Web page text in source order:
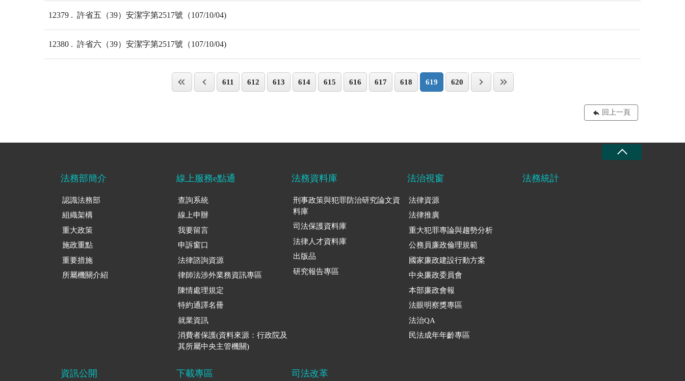
12379 許省五（39）安潔字第2517號（107/10/04)
12380 許省六（39）安潔字第2517號（107/10/04)
611 612 613 614 615 616 617 618 619 620
回上一頁
法務部簡介
認識法務部
組織架構
重大政策
施政重點
重要措施
所屬機關介紹
線上服務e點通
查詢系統
線上申辦
我要留言
申訴窗口
法律諮詢資源
律師法涉外業務資訊專區
陳情處理規定
特約通譯名冊
就業資訊
消費者保護(資料來源：行政院及
其所屬中央主管機關)
法務資料庫
刑事政策與犯罪防治研究論文資
料庫
司法保護資料庫
法律人才資料庫
出版品
研究報告專區
法治視窗
法律資源
法律推廣
重大犯罪專論與趨勢分析
公務員廉政倫理規範
國家廉政建設行動方案
中央廉政委員會
本部廉政會報
法眼明察獎專區
法治QA
民法成年年齡專區
法務統計
資訊公開 下載專區 司法改革